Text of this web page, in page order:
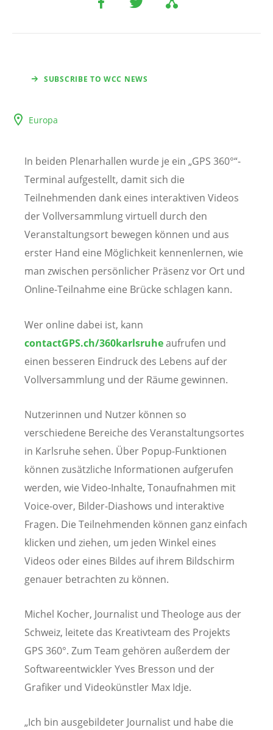
SUBSCRIBE TO WCC NEWS
Europa
In beiden Plenarhallen wurde je ein „GPS 360°“-
Terminal aufgestellt, damit sich die
Teilnehmenden dank eines interaktiven Videos
der Vollversammlung virtuell durch den
Veranstaltungsort bewegen können und aus
erster Hand eine Möglichkeit kennenlernen, wie
man zwischen persönlicher Präsenz vor Ort und
Online-Teilnahme eine Brücke schlagen kann.
Wer online dabei ist, kann
contactGPS.ch/360karlsruheaufrufen und
einen besseren Eindruck des Lebens auf der
Vollversammlung und der Räume gewinnen.
Nutzerinnen und Nutzer können so
verschiedene Bereiche des Veranstaltungsortes
in Karlsruhe sehen. Über Popup-Funktionen
können zusätzliche Informationen aufgerufen
werden, wie Video-Inhalte, Tonaufnahmen mit
Voice-over, Bilder-Diashows und interaktive
Fragen. Die Teilnehmenden können ganz einfach
klicken und ziehen, um jeden Winkel eines
Videos oder eines Bildes auf ihrem Bildschirm
genauer betrachten zu können.
Michel Kocher, Journalist und Theologe aus der
Schweiz, leitete das Kreativteam des Projekts
GPS 360°. Zum Team gehören außerdem der
Softwareentwickler Yves Bresson und der
Grafiker und Videokünstler Max Idje.
„Ich bin ausgebildeter Journalist und habe die